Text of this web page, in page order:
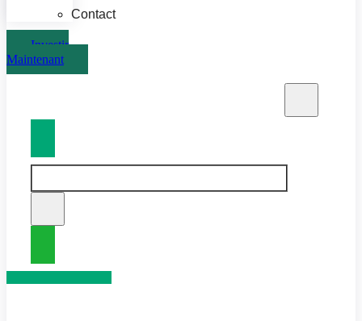
Contact
Investir
Maintenant